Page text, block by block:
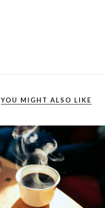
YOU MIGHT ALSO LIKE